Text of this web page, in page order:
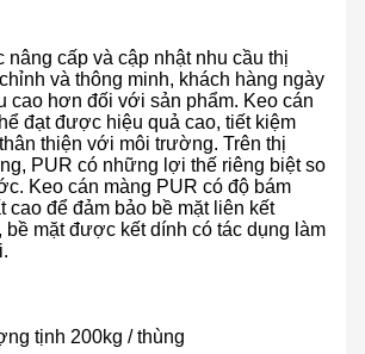
nâng cấp và cập nhật nhu cầu thị
và thông minh, khách hàng ngày
cao hơn đối với sản phẩm. Keo cán
đạt được hiệu quả cao, tiết kiệm
thiện với môi trường. Trên thị
PUR có những lợi thế riêng biệt so
Keo cán màng PUR có độ bám
cao để đảm bảo bề mặt liên kết
bề mặt được kết dính có tác dụng làm
tịnh 200kg / thùng